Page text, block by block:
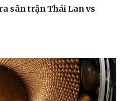
Kể chuyện cho bé
sân trận Thái Lan vs